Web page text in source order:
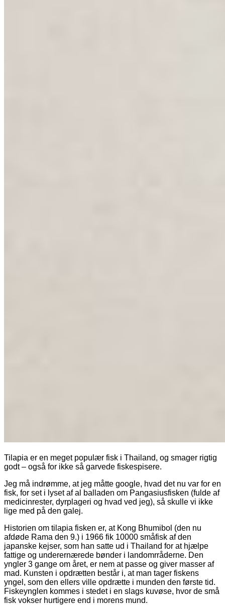
Tilapia er en meget populær fisk i Thailand, og smager rigtig
godt – også for ikke så garvede fiskespisere.
Jeg må indrømme, at jeg måtte google, hvad det nu var for en
fisk, for set i lyset af al balladen om Pangasiusfisken (fulde af
medicinrester, dyrplageri og hvad ved jeg), så skulle vi ikke
lige med på den galej.
Historien om tilapia fisken er, at Kong Bhumibol (den nu
afdøde Rama den 9.) i 1966 fik 10000 småfisk af den
japanske kejser, som han satte ud i Thailand for at hjælpe
fattige og underernærede bønder i landomrråderne. Den
yngler 3 gange om året, er nem at passe og giver masser af
mad. Kunsten i opdrætten består i, at man tager fiskens
yngel, som den ellers ville opdrætte i munden den første tid.
Fiskeynglen kommes i stedet i en slags kuvøse, hvor de små
fisk vokser hurtigere end i morens mund.